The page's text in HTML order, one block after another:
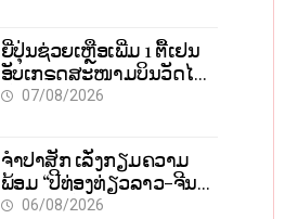
ຍີ່ປຸ່ນຊ່ວຍເຫຼືອເພີ່ມ 1 ຕື້ເຢນ
ອັບເກຣດສະໜາມບິນວັດໄຕ
ຮັບຮອງການເຕີບໂຕ
07/08/2026
ຈຳປາສັກ ເລັ່ງກຽມຄວາມ
ພ້ອມ “ປີທ່ອງທ່ຽວລາວ-ຈີນ
2027” ຫວັງກະຕຸ້ນເສດຖະກິດ
06/08/2026